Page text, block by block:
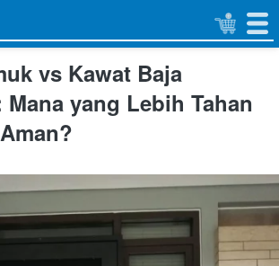
vs Kawat Baja
yang Lebih Tahan